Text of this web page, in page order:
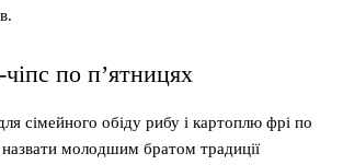
по п’ятницях
сімейного обіду рибу і картоплю фрі по
молодшим братом традиції